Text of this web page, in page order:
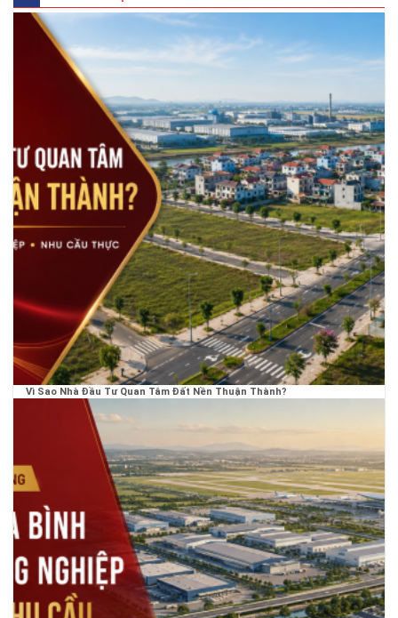
Vì Sao Nhà Đầu Tư Quan Tâm Đất Nền Thuận Thành?